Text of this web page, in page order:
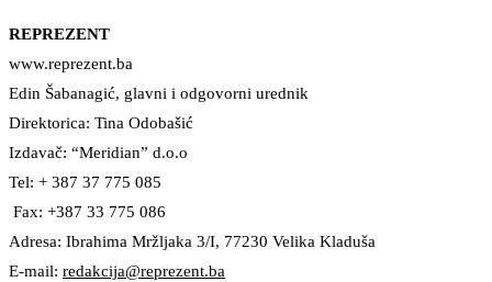
REPREZENT
www.reprezent.ba
Edin Šabanagić, glavni i odgovorni urednik
Direktorica: Tina Odobašić
Izdavač: “Meridian” d.o.o
Tel: + 387 37 775 085
Fax: +387 33 775 086
Adresa: Ibrahima Mržljaka 3/I, 77230 Velika Kladuša
E-mail: redakcija@reprezent.ba